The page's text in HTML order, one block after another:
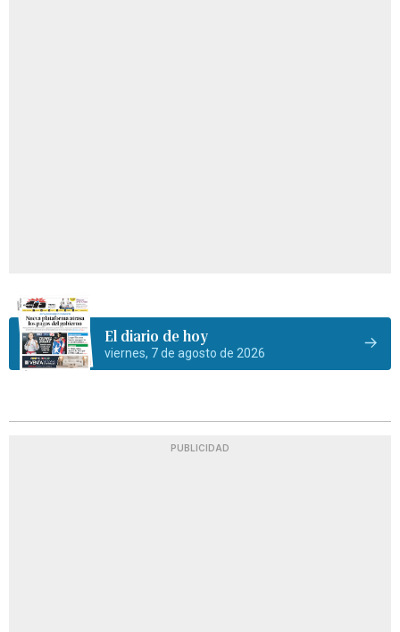
El diario de hoy
viernes, 7 de agosto de 2026
PUBLICIDAD